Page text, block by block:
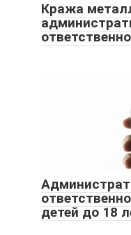
Кража
детей до 18